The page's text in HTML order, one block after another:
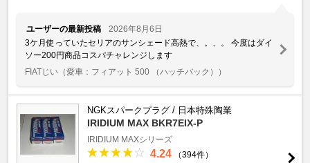
ユーザーの最新投稿
2026年8月6日
3ケ月使っていたセリアのサンシェード高熱で、。、。 今度はダイ
ソー200円商品コスパチャレンジします
FIATじい （愛車：フィアット 500 （ハッチバック））
NGKスパークプラグ / 日本特殊陶業
IRIDIUM MAX BKR7EIX-P
IRIDIUM MAXシリーズ
4.24 （394件）